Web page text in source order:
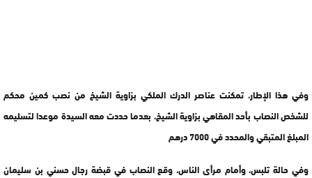
وفي هذا الإطار، تمكنت عناصر الدرك الملكي بزاوية الشيخ من نصب كمين محكم
للشخص النصاب بأحد المقاهي بزاوية الشيخ، بعدما حددت معه السيدة موعدا لتسليمه
المبلغ المتبقي والمحدد في 7000 درهم
وفي حالة تلبس، وأمام مرأى الناس، وقع النصاب في قبضة رجال حسني بن سليمان